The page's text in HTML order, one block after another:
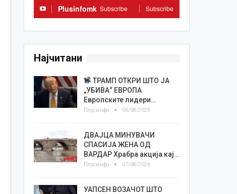
Plusinfomk Subscribe Subscribe
Најчитани
ТРАМП ОТКРИ ШТО ЈА
„УБИВА“ ЕВРОПА
Европските лидери…
Плусинфо 06/08/2026
ДВАЈЦА МИНУВАЧИ
СПАСИЈА ЖЕНА ОД
ВАРДАР Храбра акција кај…
Плусинфо 07/08/2026
УАПСЕН ВОЗАЧОТ ШТО